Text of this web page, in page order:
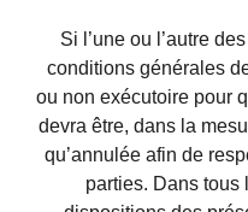
Si l’une ou l’autre
conditions générales
ou non exécutoire pour
devra être, dans la
qu’annulée afin de
parties. Dans tous